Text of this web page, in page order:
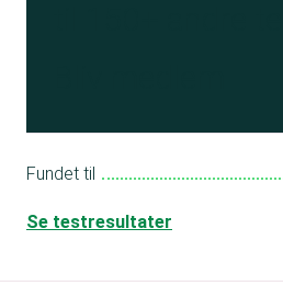
Fundet til
Se testresultater